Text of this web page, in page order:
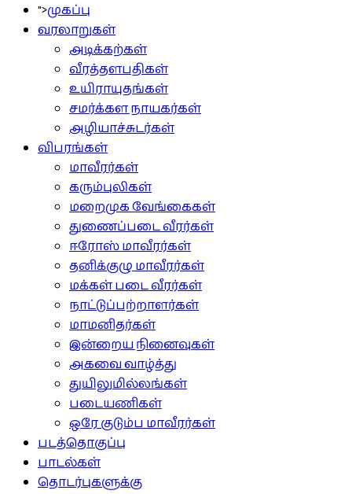
">முகப்பு
வரலாறுகள்
அடிக்கற்கள்
வீரத்தளபதிகள்
உயிராயுதங்கள்
சமர்க்கள நாயகர்கள்
அழியாச்சுடர்கள்
விபரங்கள்
மாவீரர்கள்
கரும்புலிகள்
மறைமுக வேங்கைகள்
துணைப்படை வீரர்கள்
ஈரோஸ் மாவீரர்கள்
தனிக்குழு மாவீரர்கள்
மக்கள் படை வீரர்கள்
நாட்டுப்பற்றாளர்கள்
மாமனிதர்கள்
இன்றைய நினைவுகள்
அகவை வாழ்த்து
துயிலுமில்லங்கள்
படையணிகள்
ஒரே குடும்ப மாவீரர்கள்
படத்தொகுப்பு
பாடல்கள்
தொடர்புகளுக்கு